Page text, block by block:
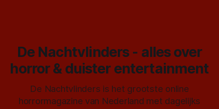
De Nachtvlinders - alles over
horror & duister entertainment
De Nachtvlinders is het grootste online
horrormagazine van Nederland met dagelijks